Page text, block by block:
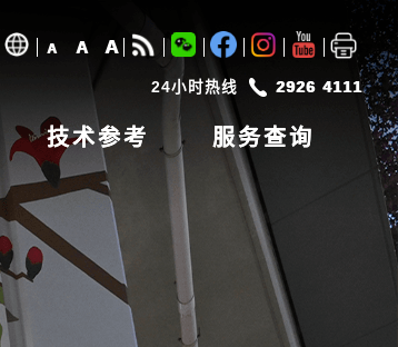
A A A
24小时热线 2926 4111
技术参考 服务查询